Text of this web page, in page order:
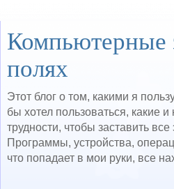
Компьютерные
полях
Этот блог о том, какими я
бы хотел пользоваться, какие
трудности, чтобы заставить все
Программы, устройства,
что попадает в мои руки, все